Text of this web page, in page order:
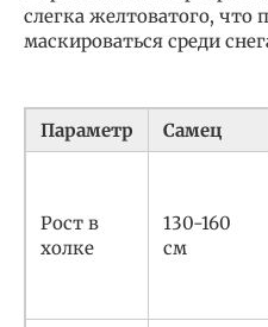
слегка желтоватого, что
маскироваться среди
Параметр Самец
Рост в
холке
130-160
см